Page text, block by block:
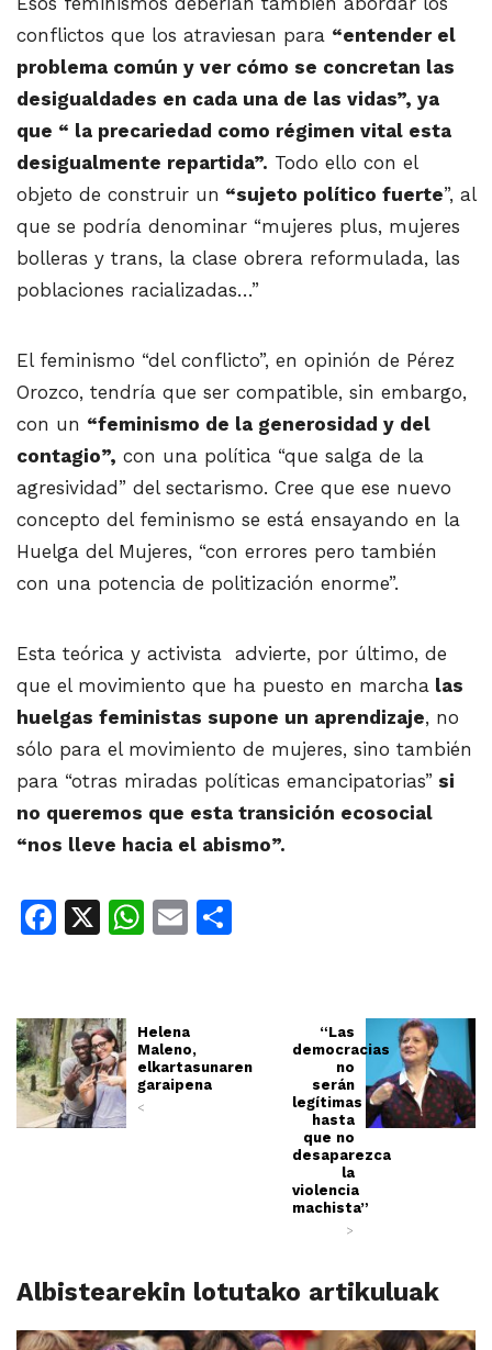
conflictos que los atraviesan para “entender el
problema común y ver cómo se concretan las
desigualdades en cada una de las vidas”, ya
que “ la precariedad como régimen vital esta
desigualmente repartida”. Todo ello con el
objeto de construir un “sujeto político fuerte”, al
que se podría denominar “mujeres plus, mujeres
bolleras y trans, la clase obrera reformulada, las
poblaciones racializadas…”
El feminismo “del conflicto”, en opinión de Pérez
Orozco, tendría que ser compatible, sin embargo,
con un “feminismo de la generosidad y del
contagio”, con una política “que salga de la
agresividad” del sectarismo. Cree que ese nuevo
concepto del feminismo se está ensayando en la
Huelga del Mujeres, “con errores pero también
con una potencia de politización enorme”.
Esta teórica y activista advierte, por último, de
que el movimiento que ha puesto en marcha las
huelgas feministas supone un aprendizaje, no
sólo para el movimiento de mujeres, sino también
para “otras miradas políticas emancipatorias” si
no queremos que esta transición ecosocial
“nos lleve hacia el abismo”.
Facebook
X WhatsApp
Email
Helena
Maleno,
elkartasunaren
garaipena
<
“Las
democracias
no
serán
legítimas
hasta
que no
desaparezca
la
violencia
machista”
>
Albistearekin lotutako artikuluak